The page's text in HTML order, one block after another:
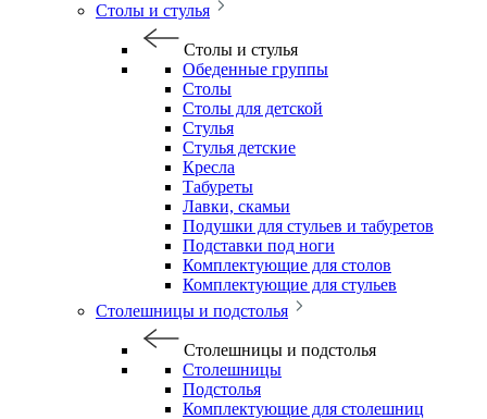
Столы и стулья
Столы и стулья
Обеденные группы
Столы
Столы для детской
Стулья
Стулья детские
Кресла
Табуреты
Лавки, скамьи
Подушки для стульев и табуретов
Подставки под ноги
Комплектующие для столов
Комплектующие для стульев
Столешницы и подстолья
Столешницы и подстолья
Столешницы
Подстолья
Комплектующие для столешниц